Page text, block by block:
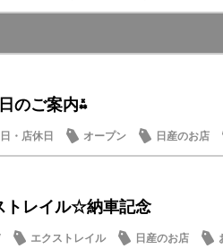
のご案内⁂
・店休日 オープン 日産のお店
トレイル☆納車記念
エクストレイル 日産のお店